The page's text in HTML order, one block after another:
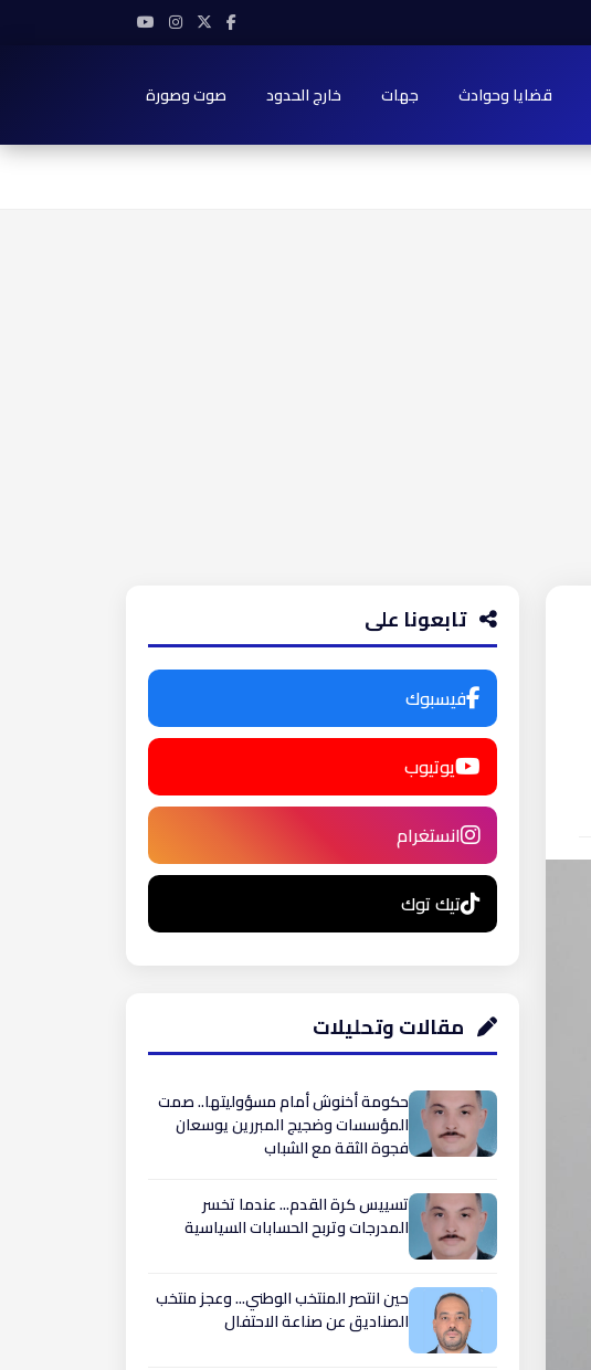
قضايا وحوادث جهات خارج الحدود صوت وصورة
تابعونا على
فيسبوك
يوتيوب
انستغرام
تيك توك
مقالات وتحليلات
حكومة أخنوش أمام مسؤوليتها.. صمت
المؤسسات وضجيج المبررين يوسعان
فجوة الثقة مع الشباب
تسييس كرة القدم... عندما تخسر
المدرجات وتربح الحسابات السياسية
حين انتصر المنتخب الوطني... وعجز منتخب
الصناديق عن صناعة الاحتفال